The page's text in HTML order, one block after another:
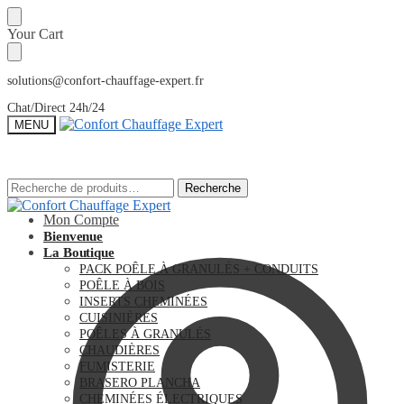
Sauter
à
la
navigation
Skip
to
content
Your Cart
solutions@confort-chauffage-expert.fr
Chat/Direct 24h/24
MENU
Recherche
pour :
Recherche
Mon Compte
Recherche
pour :
Recherche
Bienvenue
La Boutique
PACK POÊLE À GRANULÉS + CONDUITS
POÊLE À BOIS
INSERTS CHEMINÉES
CUISINIÈRES
POÊLES À GRANULÉS
CHAUDIÈRES
FUMISTERIE
BRASERO PLANCHA
CHEMINÉES ÉLECTRIQUES